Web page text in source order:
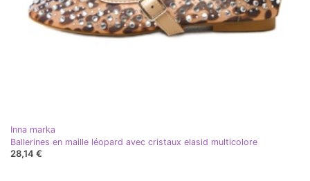
Inna marka
Ballerines en maille léopard avec cristaux elasid multicolore
28,14 €